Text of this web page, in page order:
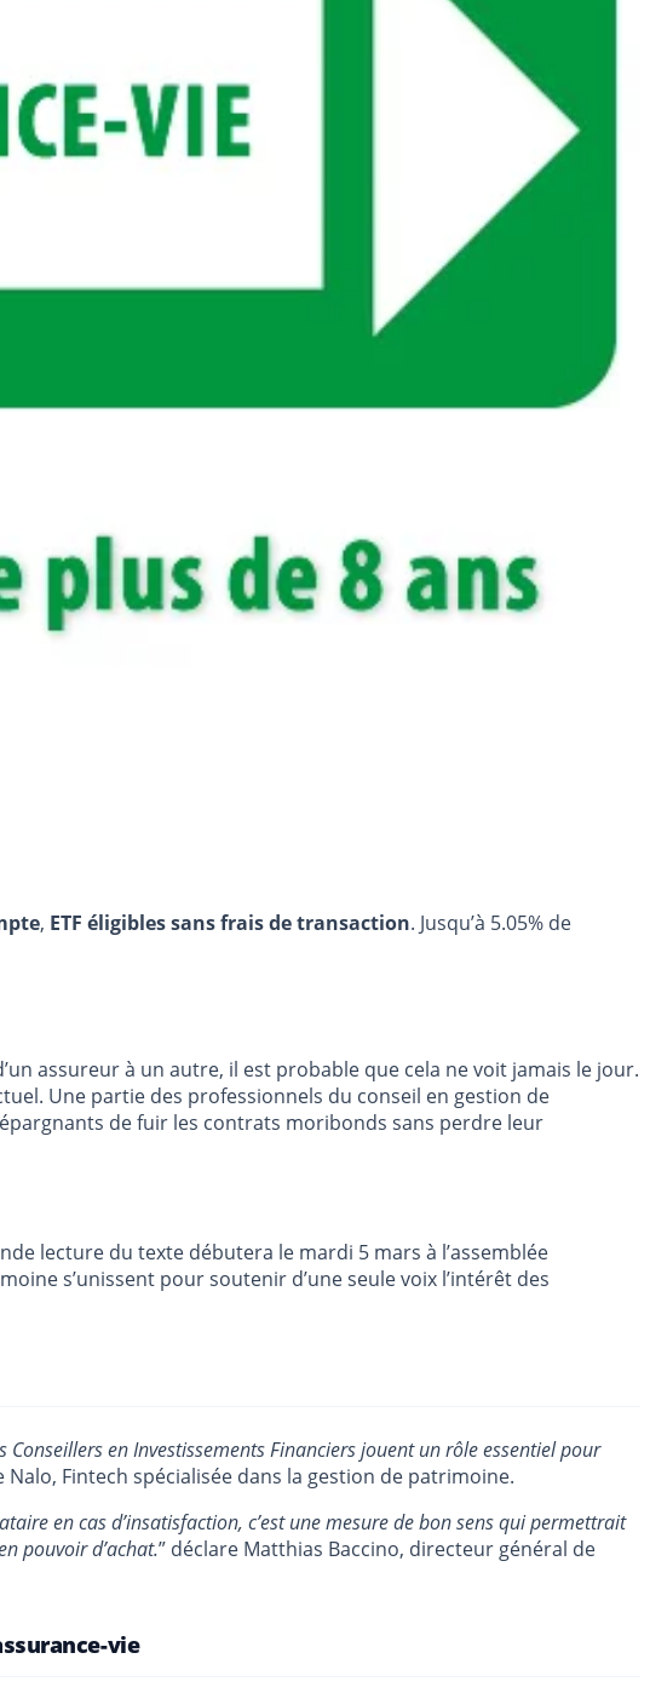
, ETF éligibles sans frais de transaction. Jusqu’à 5.05% de
assureur à un autre, il est probable que cela ne voit jamais le jour.
Une partie des professionnels du conseil en gestion de
de fuir les contrats moribonds sans perdre leur
lecture du texte débutera le mardi 5 mars à l’assemblée
s’unissent pour soutenir d’une seule voix l’intérêt des
Conseillers en Investissements Financiers jouent un rôle essentiel pour
Fintech spécialisée dans la gestion de patrimoine.
en cas d’insatisfaction, c’est une mesure de bon sens qui permettrait
pouvoir d’achat.” déclare Matthias Baccino, directeur général de
vie